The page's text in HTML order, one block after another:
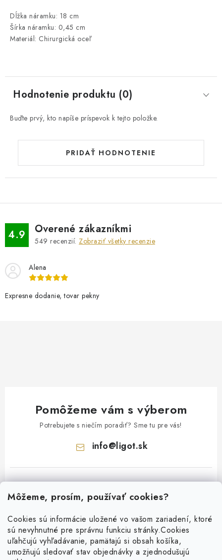
Môžeme, prosím, používať cookies?
Cookies sú informácie uložené vo vašom zariadení, ktoré
sú nevyhnutné pre správnu funkciu stránky.Cookies
uľahčujú vyhľadávanie, pamätajú si obsah košíka,
umožňujú sledovať stav objednávky a zjednodušujú
Dĺžka náramku: 18 cm
Šírka náramku: 0,45 cm
Materiál: Chirurgická oceľ
Hodnotenie produktu (0)
Buďte prvý, kto napíše príspevok k tejto položke.
PRIDAŤ HODNOTENIE
4.9 Overené zákazníkmi
549 recenzií. Zobraziť všetky recenzie
Alena
Expresne dodanie, tovar pekny
Pomôžeme vám s výberom
Potrebujete s niečím poradiť? Sme tu pre vás!
info@ligot.sk